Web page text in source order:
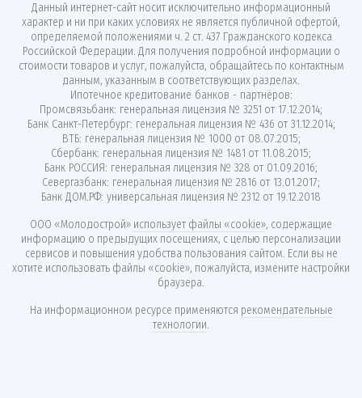
Данный интернет-сайт носит исключительно информационный
характер и ни при каких условиях не является публичной офертой,
определяемой положениями ч. 2 ст. 437 Гражданского кодекса
Российской Федерации. Для получения подробной информации о
стоимости товаров и услуг, пожалуйста, обращайтесь по контактным
данным, указанным в соответствующих разделах.
Ипотечное кредитование банков - партнёров:
Промсвязьбанк: генеральная лицензия № 3251 от 17.12.2014;
Банк Санкт-Петербург: генеральная лицензия № 436 от 31.12.2014;
ВТБ: генеральная лицензия № 1000 от 08.07.2015;
Сбербанк: генеральная лицензия № 1481 от 11.08.2015;
Банк РОССИЯ: генеральная лицензия № 328 от 01.09.2016;
Севергазбанк: генеральная лицензия № 2816 от 13.01.2017;
Банк ДОМ.РФ: универсальная лицензия № 2312 от 19.12.2018
ООО «Молодострой» использует файлы «cookie», содержащие
информацию о предыдущих посещениях, с целью персонализации
сервисов и повышения удобства пользования сайтом. Если вы не
хотите использовать файлы «cookie», пожалуйста, измените настройки
браузера.
На информационном ресурсе применяются рекомендательные
технологии.